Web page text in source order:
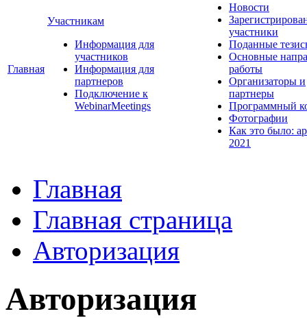
Главная
Участникам
Информация для
участников
Информация для
партнеров
Подключение к
WebinarMeetings
Новости
участники
Поданные
Основные
работы
Организаторы и
партнеры
Программный
Фотографии
Как это было:
2021
Главная
Главная страница
Авторизация
Авторизация